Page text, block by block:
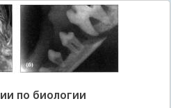
по биологии